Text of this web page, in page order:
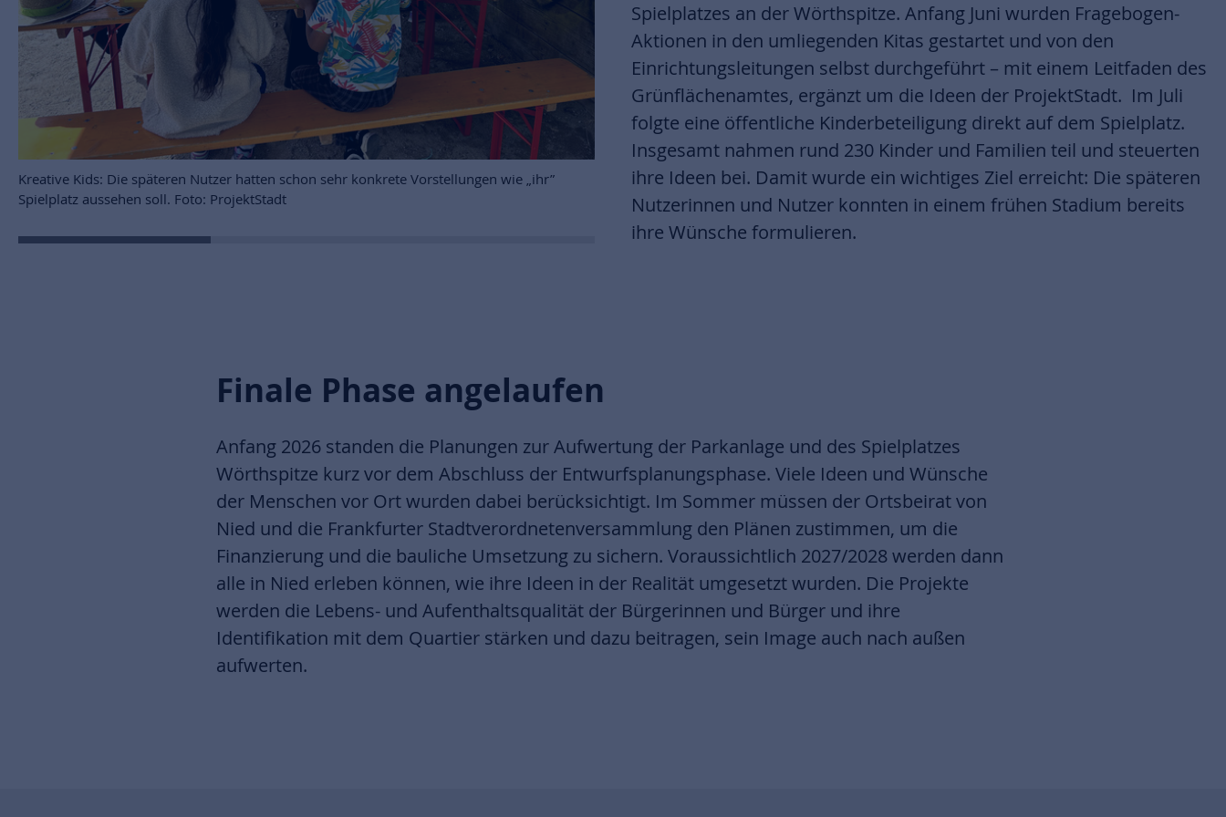
hatten schon sehr konkrete Vorstellungen wie „ihr”
Der fertige Spielplatz Wörtspitze. Foto ProjektStadt Foto: ProjektStadt
Spielplatzes an der Wörthspitze. Anfang Juni wurden Fragebogen-
Aktionen in den umliegenden Kitas gestartet und von den
Einrichtungsleitungen selbst durchgeführt – mit einem Leitfaden des
Grünflächenamtes, ergänzt um die Ideen der ProjektStadt. Im Juli
folgte eine öffentliche Kinderbeteiligung direkt auf dem Spielplatz.
Insgesamt nahmen rund 230 Kinder und Familien teil und steuerten
ihre Ideen bei. Damit wurde ein wichtiges Ziel erreicht: Die späteren
Nutzerinnen und Nutzer konnten in einem frühen Stadium bereits
ihre Wünsche formulieren.
Finale Phase angelaufen
Anfang 2026 standen die Planungen zur Aufwertung der Parkanlage und des Spielplatzes
Wörthspitze kurz vor dem Abschluss der Entwurfsplanungsphase. Viele Ideen und Wünsche
der Menschen vor Ort wurden dabei berücksichtigt. Im Sommer müssen der Ortsbeirat von
Nied und die Frankfurter Stadtverordnetenversammlung den Plänen zustimmen, um die
Finanzierung und die bauliche Umsetzung zu sichern. Voraussichtlich 2027/2028 werden dann
alle in Nied erleben können, wie ihre Ideen in der Realität umgesetzt wurden. Die Projekte
werden die Lebens- und Aufenthaltsqualität der Bürgerinnen und Bürger und ihre
Identifikation mit dem Quartier stärken und dazu beitragen, sein Image auch nach außen
aufwerten.